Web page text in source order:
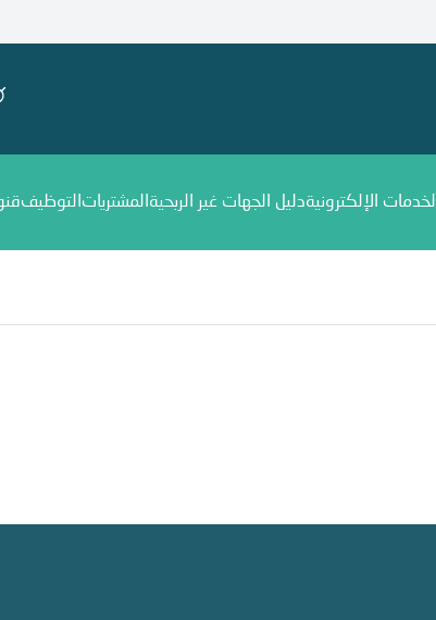
الخدمات الإلكترونيةدليل الجهات غير الربحية المشتريات التوظيف